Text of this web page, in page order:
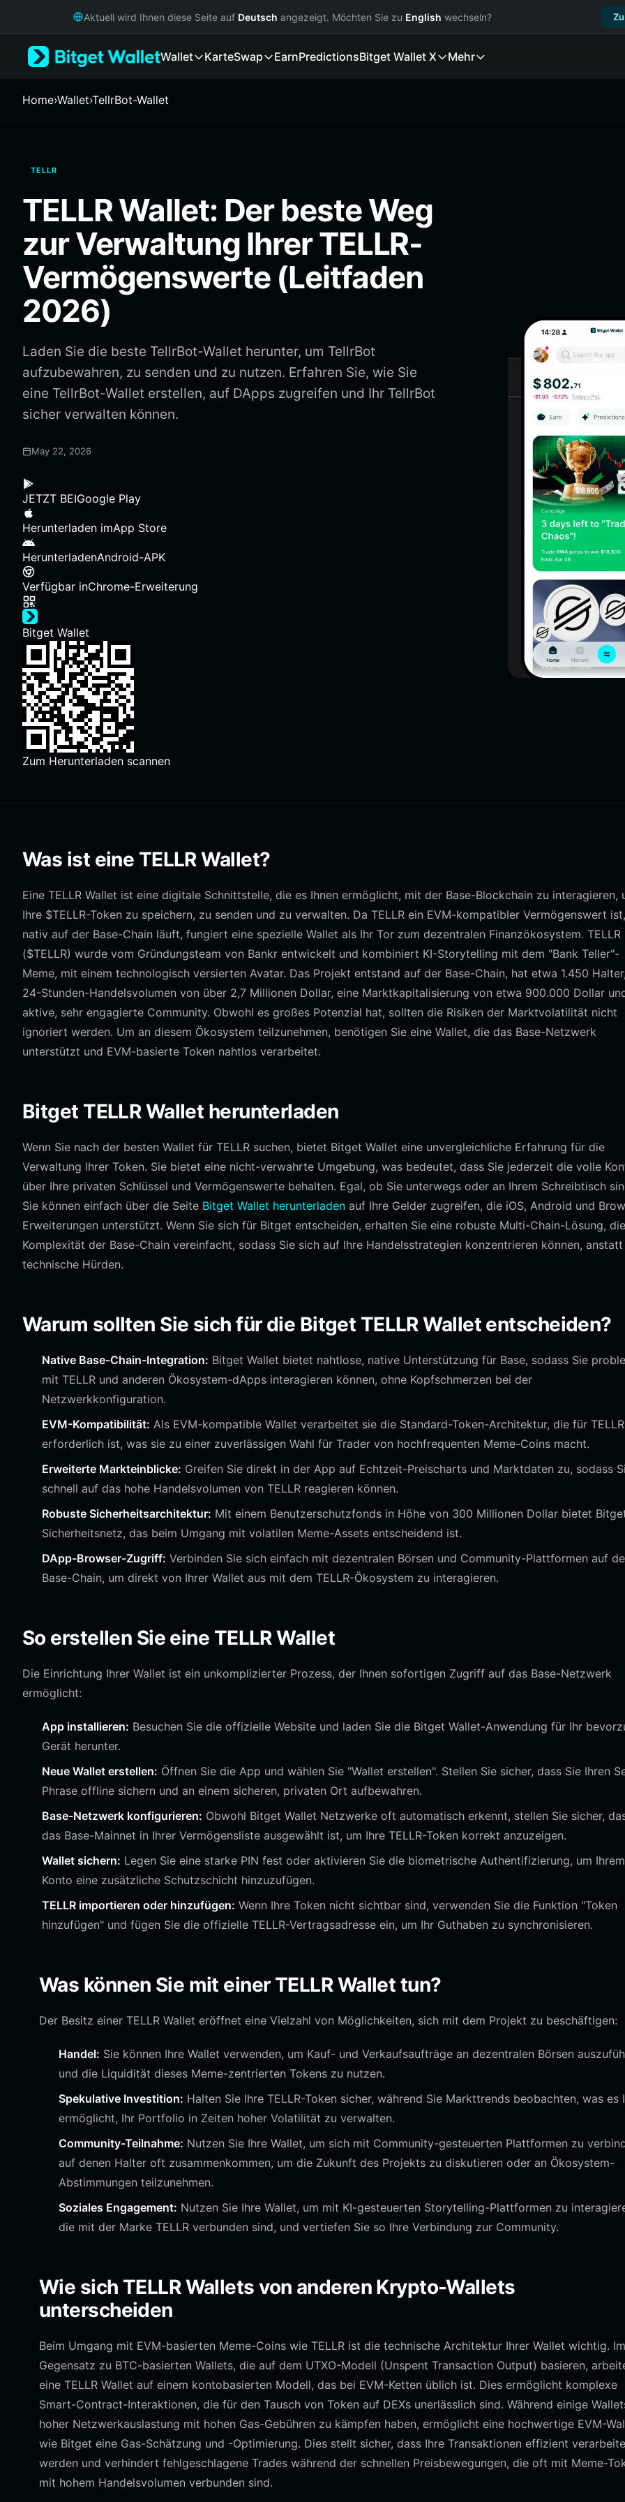
Русский
Italiano
繁體中文
Bahasa Indonesia
ภาษาไทย
Español
Português (Brasil)
Español (Argentina)
Aktuell wird Ihnen diese Seite auf Deutsch angezeigt. Möchten Sie zu English wechseln?
Wallet KarteSwap EarnPredictionsBitget Wallet X Mehr
Home›Wallet›TellrBot-Wallet
TELLR
TELLR Wallet: Der beste Weg
zur Verwaltung Ihrer TELLR-
Vermögenswerte (Leitfaden
2026)
Laden Sie die beste TellrBot-Wallet herunter, um TellrBot
aufzubewahren, zu senden und zu nutzen. Erfahren Sie, wie Sie
eine TellrBot-Wallet erstellen, auf DApps zugreifen und Ihr TellrBot
sicher verwalten können.
May 22, 2026
JETZT BEIGoogle Play
Herunterladen imApp Store
HerunterladenAndroid-APK
Verfügbar inChrome-Erweiterung
Bitget Wallet
Zum Herunterladen scannen
Was ist eine TELLR Wallet?
Eine TELLR Wallet ist eine digitale Schnittstelle, die es Ihnen ermöglicht, mit der Base-Blockchain zu interagieren,
Ihre $TELLR-Token zu speichern, zu senden und zu verwalten. Da TELLR ein EVM-kompatibler Vermögenswert
nativ auf der Base-Chain läuft, fungiert eine spezielle Wallet als Ihr Tor zum dezentralen Finanzökosystem. TELLR
($TELLR) wurde vom Gründungsteam von Bankr entwickelt und kombiniert KI-Storytelling mit dem "Bank Teller"-
Meme, mit einem technologisch versierten Avatar. Das Projekt entstand auf der Base-Chain, hat etwa 1.450
24-Stunden-Handelsvolumen von über 2,7 Millionen Dollar, eine Marktkapitalisierung von etwa 900.000 Dollar
aktive, sehr engagierte Community. Obwohl es großes Potenzial hat, sollten die Risiken der Marktvolatilität nicht
ignoriert werden. Um an diesem Ökosystem teilzunehmen, benötigen Sie eine Wallet, die das Base-Netzwerk
unterstützt und EVM-basierte Token nahtlos verarbeitet.
Bitget TELLR Wallet herunterladen
Wenn Sie nach der besten Wallet für TELLR suchen, bietet Bitget Wallet eine unvergleichliche Erfahrung für die
Verwaltung Ihrer Token. Sie bietet eine nicht-verwahrte Umgebung, was bedeutet, dass Sie jederzeit die volle
über Ihre privaten Schlüssel und Vermögenswerte behalten. Egal, ob Sie unterwegs oder an Ihrem Schreibtisch
Sie können einfach über die Seite Bitget Wallet herunterladen auf Ihre Gelder zugreifen, die iOS, Android und
Erweiterungen unterstützt. Wenn Sie sich für Bitget entscheiden, erhalten Sie eine robuste Multi-Chain-Lösung,
Komplexität der Base-Chain vereinfacht, sodass Sie sich auf Ihre Handelsstrategien konzentrieren können,
technische Hürden.
Warum sollten Sie sich für die Bitget TELLR Wallet entscheiden?
Native Base-Chain-Integration: Bitget Wallet bietet nahtlose, native Unterstützung für Base, sodass Sie
mit TELLR und anderen Ökosystem-dApps interagieren können, ohne Kopfschmerzen bei der
Netzwerkkonfiguration.
EVM-Kompatibilität: Als EVM-kompatible Wallet verarbeitet sie die Standard-Token-Architektur, die für TELLR
erforderlich ist, was sie zu einer zuverlässigen Wahl für Trader von hochfrequenten Meme-Coins macht.
Erweiterte Markteinblicke: Greifen Sie direkt in der App auf Echtzeit-Preischarts und Marktdaten zu, sodass
schnell auf das hohe Handelsvolumen von TELLR reagieren können.
Robuste Sicherheitsarchitektur: Mit einem Benutzerschutzfonds in Höhe von 300 Millionen Dollar bietet
Sicherheitsnetz, das beim Umgang mit volatilen Meme-Assets entscheidend ist.
DApp-Browser-Zugriff: Verbinden Sie sich einfach mit dezentralen Börsen und Community-Plattformen auf
Base-Chain, um direkt von Ihrer Wallet aus mit dem TELLR-Ökosystem zu interagieren.
So erstellen Sie eine TELLR Wallet
Die Einrichtung Ihrer Wallet ist ein unkomplizierter Prozess, der Ihnen sofortigen Zugriff auf das Base-Netzwerk
ermöglicht:
App installieren: Besuchen Sie die offizielle Website und laden Sie die Bitget Wallet-Anwendung für Ihr
Gerät herunter.
Neue Wallet erstellen: Öffnen Sie die App und wählen Sie "Wallet erstellen". Stellen Sie sicher, dass Sie Ihren
Phrase offline sichern und an einem sicheren, privaten Ort aufbewahren.
Base-Netzwerk konfigurieren: Obwohl Bitget Wallet Netzwerke oft automatisch erkennt, stellen Sie sicher,
das Base-Mainnet in Ihrer Vermögensliste ausgewählt ist, um Ihre TELLR-Token korrekt anzuzeigen.
Wallet sichern: Legen Sie eine starke PIN fest oder aktivieren Sie die biometrische Authentifizierung, um Ihrem
Konto eine zusätzliche Schutzschicht hinzuzufügen.
TELLR importieren oder hinzufügen: Wenn Ihre Token nicht sichtbar sind, verwenden Sie die Funktion "Token
hinzufügen" und fügen Sie die offizielle TELLR-Vertragsadresse ein, um Ihr Guthaben zu synchronisieren.
Was können Sie mit einer TELLR Wallet tun?
Der Besitz einer TELLR Wallet eröffnet eine Vielzahl von Möglichkeiten, sich mit dem Projekt zu beschäftigen:
Handel: Sie können Ihre Wallet verwenden, um Kauf- und Verkaufsaufträge an dezentralen Börsen
und die Liquidität dieses Meme-zentrierten Tokens zu nutzen.
Spekulative Investition: Halten Sie Ihre TELLR-Token sicher, während Sie Markttrends beobachten, was es
ermöglicht, Ihr Portfolio in Zeiten hoher Volatilität zu verwalten.
Community-Teilnahme: Nutzen Sie Ihre Wallet, um sich mit Community-gesteuerten Plattformen zu
auf denen Halter oft zusammenkommen, um die Zukunft des Projekts zu diskutieren oder an Ökosystem-
Abstimmungen teilzunehmen.
Soziales Engagement: Nutzen Sie Ihre Wallet, um mit KI-gesteuerten Storytelling-Plattformen zu
die mit der Marke TELLR verbunden sind, und vertiefen Sie so Ihre Verbindung zur Community.
Wie sich TELLR Wallets von anderen Krypto-Wallets
unterscheiden
Beim Umgang mit EVM-basierten Meme-Coins wie TELLR ist die technische Architektur Ihrer Wallet wichtig. Im
Gegensatz zu BTC-basierten Wallets, die auf dem UTXO-Modell (Unspent Transaction Output) basieren,
eine TELLR Wallet auf einem kontobasierten Modell, das bei EVM-Ketten üblich ist. Dies ermöglicht komplexe
Smart-Contract-Interaktionen, die für den Tausch von Token auf DEXs unerlässlich sind. Während einige
hoher Netzwerkauslastung mit hohen Gas-Gebühren zu kämpfen haben, ermöglicht eine hochwertige EVM-
wie Bitget eine Gas-Schätzung und -Optimierung. Dies stellt sicher, dass Ihre Transaktionen effizient
werden und verhindert fehlgeschlagene Trades während der schnellen Preisbewegungen, die oft mit Meme-
mit hohem Handelsvolumen verbunden sind.